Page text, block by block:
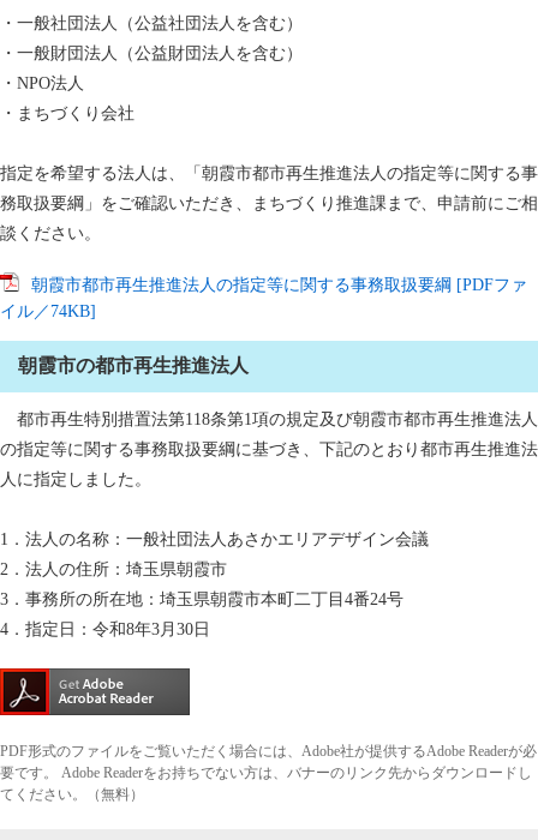
・一般社団法人（公益社団法人を含む）
・一般財団法人（公益財団法人を含む）
・NPO法人
・まちづくり会社
指定を希望する法人は、「朝霞市都市再生推進法人の指定等に関する事
務取扱要綱」をご確認いただき、まちづくり推進課まで、申請前にご相
談ください。
朝霞市都市再生推進法人の指定等に関する事務取扱要綱 [PDFファ
イル／74KB]
朝霞市の都市再生推進法人
都市再生特別措置法第118条第1項の規定及び朝霞市都市再生推進法人
の指定等に関する事務取扱要綱に基づき、下記のとおり都市再生推進法
人に指定しました。
1．法人の名称：一般社団法人あさかエリアデザイン会議
2．法人の住所：埼玉県朝霞市
3．事務所の所在地：埼玉県朝霞市本町二丁目4番24号
4．指定日：令和8年3月30日
PDF形式のファイルをご覧いただく場合には、Adobe社が提供するAdobe Readerが必
要です。
Adobe Readerをお持ちでない方は、バナーのリンク先からダウンロードし
てください。（無料）